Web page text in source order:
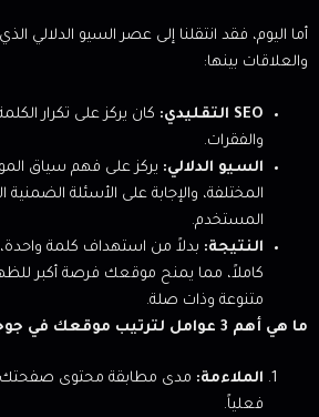
أما اليوم، فقد انتقلنا إلى عصر السيو الدلالي
والعلاقات بينها:
SEO التقليدي:
كان يركز على تكرار
والفقرات.
السيو الدلالي: يركز على فهم سياق
المختلفة، والإجابة على الأسئلة الضمنية
المستخدم.
النتيجة: بدلاً من استهداف كلمة
كاملاً، مما يمنح موقعك فرصة أكبر
متنوعة وذات صلة.
ما هي أهم 3 عوامل لترتيب موقعك في جوجل؟
الملاءمة: مدى مطابقة محتوى صفحتك
فعلياً.